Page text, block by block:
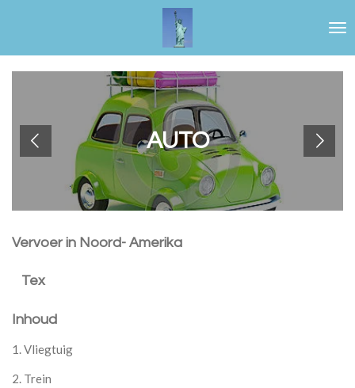
AUTO
Vervoer in Noord- Amerika
Tex
Inhoud
1. Vliegtuig
2. Trein